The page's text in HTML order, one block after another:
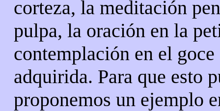
corteza, la meditación
pulpa, la oración en la
contemplación en el
adquirida. Para que esto
proponemos un ejemplo